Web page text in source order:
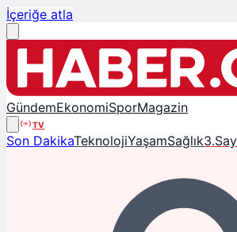
İçeriğe atla
GündemEkonomiSporMagazin
TV
Son DakikaTeknolojiYaşamSağlık